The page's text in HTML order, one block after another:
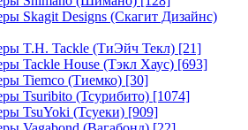
Skagit Designs (Скагит Дизайнс)
T.H. Tackle (ТиЭйч Текл) [21]
Tackle House (Тэкл Хаус) [693]
Tiemco (Тиемко) [30]
Tsuribito (Тсурибито) [1074]
TsuYoki (Тсуеки) [909]